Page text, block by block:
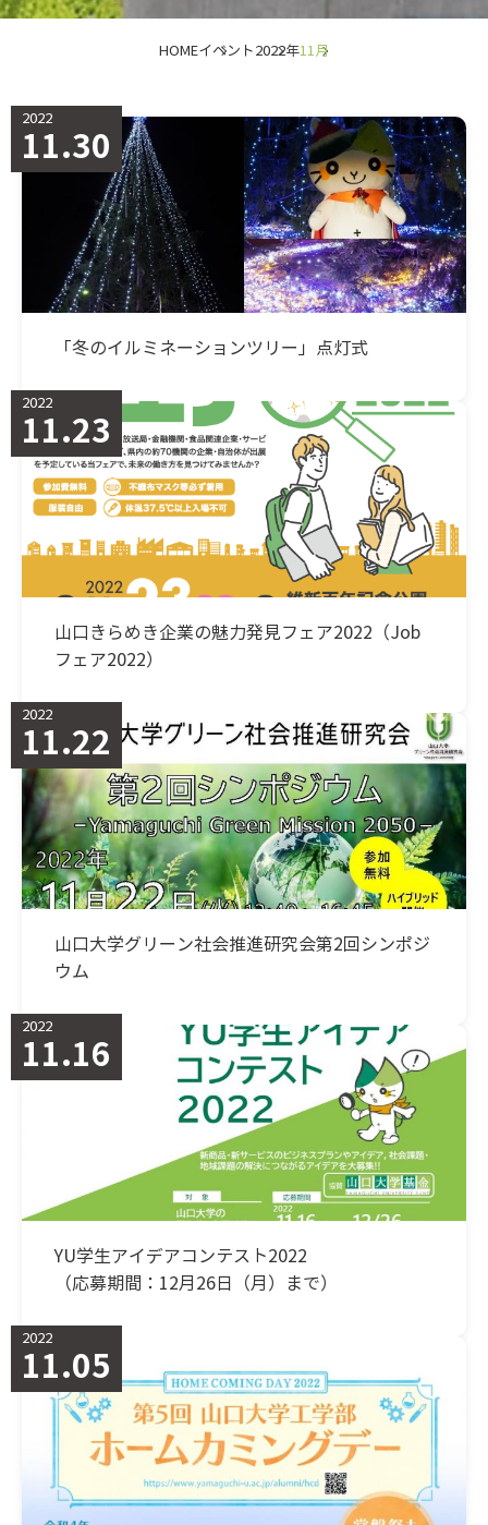
HOMEイベント2022年11月
2022
11.30
「冬のイルミネーションツリー」点灯式
2022
11.23
山口きらめき企業の魅力発見フェア2022（Job
フェア2022）
2022
11.22
山口大学グリーン社会推進研究会第2回シンポジ
ウム
2022
11.16
YU学生アイデアコンテスト2022
（応募期間：12月26日（月）まで）
2022
11.05